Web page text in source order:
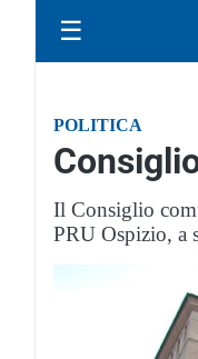
☰
POLITICA
Il Consiglio
PRU Ospizio, a